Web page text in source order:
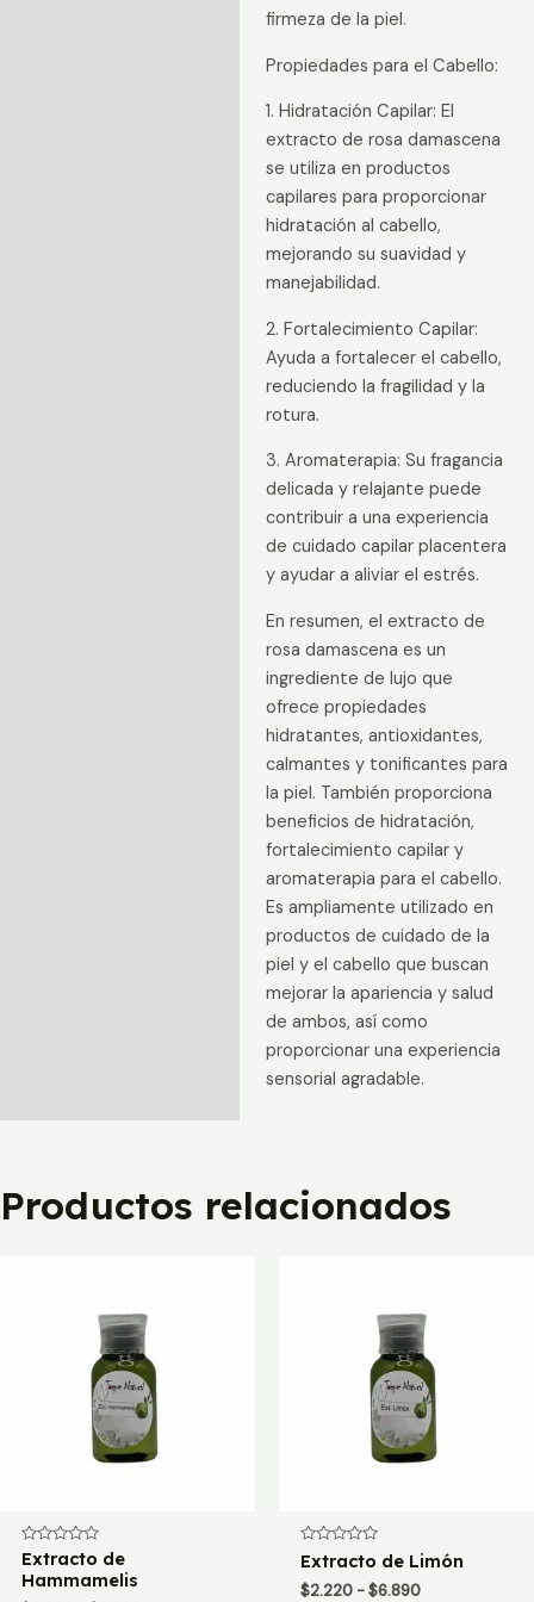
firmeza de la piel.
Propiedades para el Cabello:
1. Hidratación Capilar: El
extracto de rosa damascena
se utiliza en productos
capilares para proporcionar
hidratación al cabello,
mejorando su suavidad y
manejabilidad.
2. Fortalecimiento Capilar:
Ayuda a fortalecer el cabello,
reduciendo la fragilidad y la
rotura.
3. Aromaterapia: Su fragancia
delicada y relajante puede
contribuir a una experiencia
de cuidado capilar placentera
y ayudar a aliviar el estrés.
En resumen, el extracto de
rosa damascena es un
ingrediente de lujo que
ofrece propiedades
hidratantes, antioxidantes,
calmantes y tonificantes para
la piel. También proporciona
beneficios de hidratación,
fortalecimiento capilar y
aromaterapia para el cabello.
Es ampliamente utilizado en
productos de cuidado de la
piel y el cabello que buscan
mejorar la apariencia y salud
de ambos, así como
proporcionar una experiencia
sensorial agradable.
Productos relacionados
Valorado
con
0
de
Extracto de
Hammamelis
Valorado
con
0
de
Extracto de Limón
$2.220 - $6.890Rango